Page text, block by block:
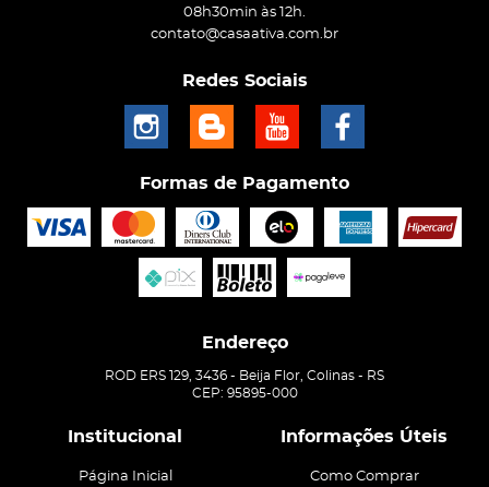
08h30min às 12h.
contato@casaativa.com.br
Redes Sociais
Formas de Pagamento
Endereço
ROD ERS 129, 3436 - Beija Flor, Colinas - RS
CEP: 95895-000
Institucional
Página Inicial
Informações Úteis
Como Comprar